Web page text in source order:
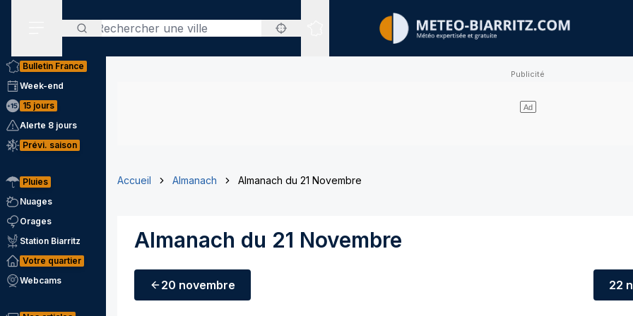
Rechercher
Sites expertisés
Bulletin France
Week-end
15 jours
Alerte 8 jours
Prévi. saison
Pluies
Nuages
Orages
Station Biarritz
Votre quartier
Webcams
Accueil Almanach Almanach du 21 Novembre
Almanach du 21 Novembre
20 novembre 22